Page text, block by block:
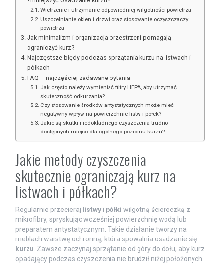
Wietrzenie i utrzymanie odpowiedniej wilgotności powietrza
Uszczelnianie okien i drzwi oraz stosowanie oczyszczaczy
powietrza
Jak minimalizm i organizacja przestrzeni pomagają
ograniczyć kurz?
Najczęstsze błędy podczas sprzątania kurzu na listwach i
półkach
FAQ – najczęściej zadawane pytania
Jak często należy wymieniać filtry HEPA, aby utrzymać
skuteczność odkurzania?
Czy stosowanie środków antystatycznych może mieć
negatywny wpływ na powierzchnie listw i półek?
Jakie są skutki niedokładnego czyszczenia trudno
dostępnych miejsc dla ogólnego poziomu kurzu?
Jakie metody czyszczenia
skutecznie ograniczają kurz na
listwach i półkach?
Regularnie przecieraj listwy i półki wilgotną ściereczką z
mikrofibry, spryskując wcześniej powierzchnię wodą lub
preparatem antystatycznym. Takie działanie tworzy na
meblach warstwę ochronną, która spowalnia osadzanie się
kurzu. Zawsze zaczynaj sprzątanie od góry do dołu, aby kurz
opadający podczas czyszczenia nie brudził niżej położonych